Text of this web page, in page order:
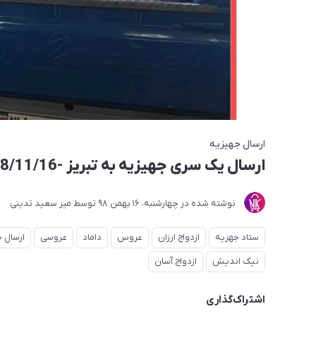
ارسال جهیزیه
ارسال یک سری جهیزیه به تبریز -98/11/16
نوشته شده در چهارشنبه، 16 بهمن 98 توسط میر سعید تدینی
ستاد جهزیه ازدواج ارزان عروس داماد عروسی ارسال
نیک اندیش
ازدواج آسان
اشتراک‌گذاری